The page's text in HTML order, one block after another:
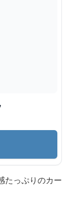
たっぷりのカー